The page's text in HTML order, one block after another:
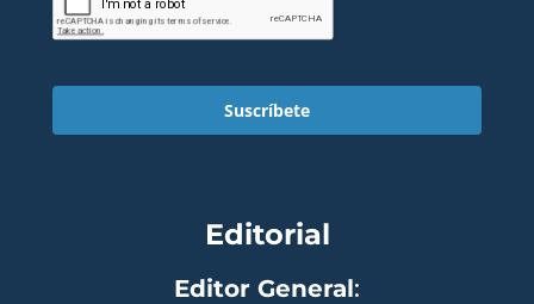
Suscríbete
Editorial
Editor General: